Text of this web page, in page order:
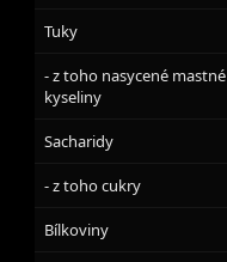
Tuky
- z toho nasycené mastné
kyseliny
Sacharidy
- z toho cukry
Bílkoviny